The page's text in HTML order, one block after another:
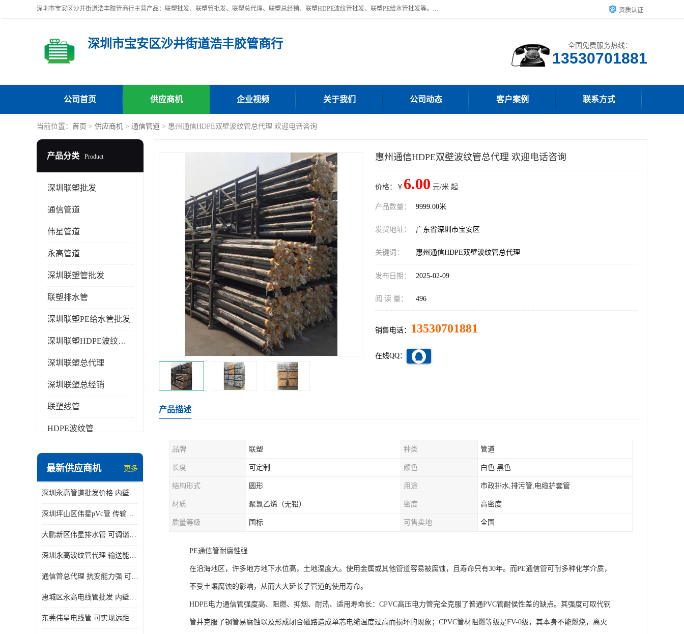
深圳市宝安区沙井街道浩丰胶管商行主营产品：联塑批发、联塑管批发、联塑总代理、联塑总经销、联塑HDPE波纹管批发、联塑PE给水管批发等。凭借服务以及多年的勤奋拼搏，发展成为一家销售各种管材管件，绝缘电工套管及配件等系列产品的贸易公司。公司秉承“顾客至上，锐意进取”的经营理念，坚持“客户至上”原则为广大客户提供的服务。欢迎惠顾！ 资质认证
深圳市宝安区沙井街道浩丰胶管商行 全国免费服务热线：
公司首页 供应商机 企业视频 关于我们 公司动态 客户案例 联系方式
当前位置： 首页 > 供应商机 > 通信管道 > 惠州通信HDPE双壁波纹管总代理 欢迎电话咨询
产品分类 Product
深圳联塑批发
通信管道
伟星管道
永高管道
深圳联塑管批发
联塑排水管
深圳联塑PE给水管批发
深圳联塑HDPE波纹管批发
深圳联塑总代理
深圳联塑总经销
联塑线管
HDPE波纹管
最新供应商机 更多
深圳永高管道批发价格 内壁光滑 抗震性能好
深圳坪山区伟星pVc管 传输损耗小 频率稳定性好
大鹏新区伟星排水管 可调谐性好 大功率 效率高
深圳永高波纹管代理 输送能力强 可以承受高温
通信管总代理 抗变能力强 可耐强震 扭曲
惠城区永高电线管批发 内壁光滑 抗震性能好
东莞伟星电线管 可实现远距离通信 频率稳定性好
惠州通信HDPE双壁波纹管总代理 欢迎电话咨询
价格：￥ 6.00 元/米 起
产品数量： 9999.00米
发货地址： 广东省深圳市宝安区
关键词： 惠州通信HDPE双壁波纹管总代理
发布日期： 2025-02-09
阅 读 量： 496
销售电话： 13530701881
在线QQ：
产品描述
品牌 联塑 种类 管道
长度 可定制 颜色 白色 黑色
结构形式 圆形 用途 市政排水,排污管,电缆护套管
材质 聚氯乙烯（无铅） 密度 高密度
质量等级 国标 可售卖地 全国
PE通信管耐腐性强
在沿海地区，许多地方地下水位高，土地湿度大。使用金属或其他管道容易被腐蚀，且寿命只有30年。而PE通信管可耐多种化学介质，
不受土壤腐蚀的影响，从而大大延长了管道的使用寿命。
HDPE电力通信管强度高、阻燃、抑烟、耐热、适用寿命长：CPVC高压电力管完全克服了普通PVC管耐侯性差的缺点。其强度可取代钢
管并克服了钢管易腐蚀以及形成闭合磁路造成单芯电缆温度过高而损坏的现象；CPVC管材阻燃等级是FV-0级，其本身不能燃烧，离火